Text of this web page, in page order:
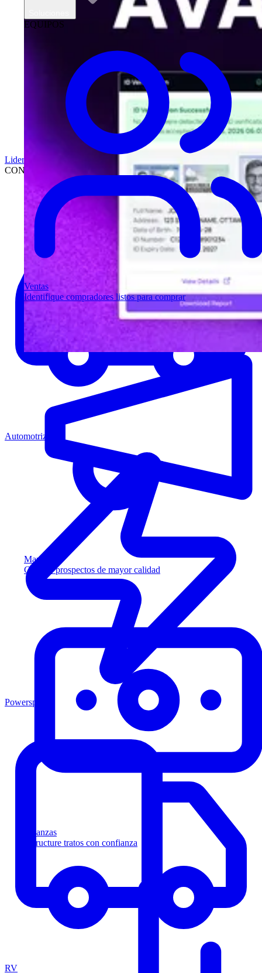
EQUIPOS
Ventas
Identifique compradores listos para comprar
Marketing
Capture prospectos de mayor calidad
Finanzas
Estructure tratos con confianza
Liderazgo
CONCESIONARIOS
Automotriz
Powersports
RV